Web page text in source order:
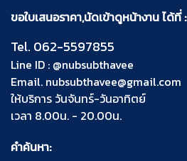
ขอใบเสนอราคา,นัดเข้าดูหน้างาน ได้ที่ :
Tel. 062-5597855
Line ID : @nubsubthavee
Email. nubsubthavee@gmail.com
ให้บริการ วันจันทร์-วันอาทิตย์
เวลา 8.00น. - 20.00น.
คำค้นหา: